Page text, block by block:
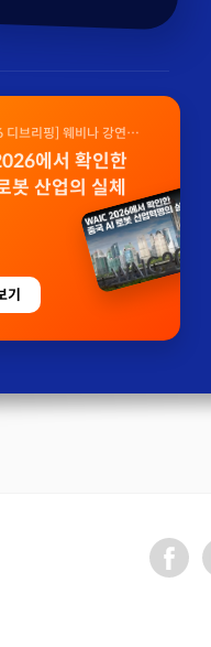
브리핑] 웨비나 강연
에서 확인한
봇 산업의 실체
기